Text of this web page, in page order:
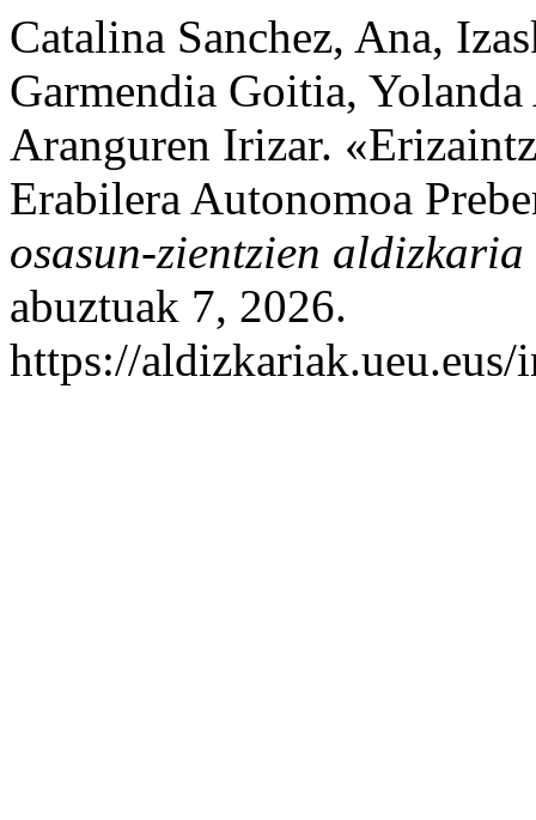
Catalina Sanchez, Ana,
Garmendia Goitia,
Aranguren Irizar.
Erabilera Autonomoa
osasun-zientzien aldizkaria
abuztuak 7, 2026.
https://